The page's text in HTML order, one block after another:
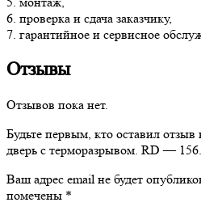
6. проверка и сдача заказчику,
7. гарантийное и сервисное
Отзывы
Отзывов пока нет.
Будьте первым, кто оставил отзыв
дверь с терморазрывом. RD —
Ваш адрес email не будет
помечены *